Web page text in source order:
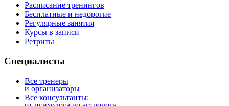
Расписание тренингов
Бесплатные и недорогие
Регулярные занятия
Курсы в записи
Ретриты
Специалисты
Все тренеры
и организаторы
Все консультанты: